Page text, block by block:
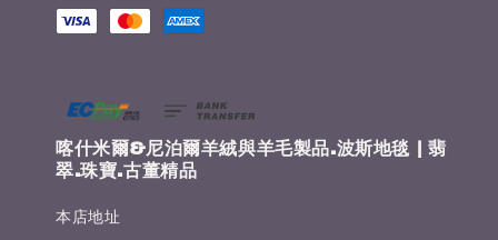
喀什米爾&尼泊爾羊絨與羊毛製品.波斯地毯 | 翡
翠.珠寶.古董精品
本店地址